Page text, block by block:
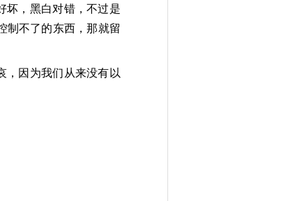
坏，黑白对错，不过是
制不了的东西，那就留
，因为我们从来没有以